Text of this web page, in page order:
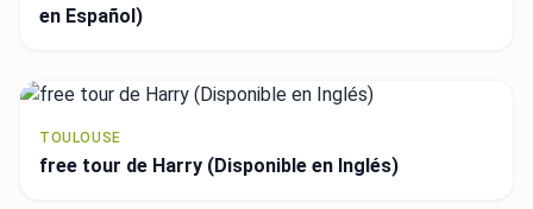
en Español)
TOULOUSE
free tour de Harry (Disponible en Inglés)